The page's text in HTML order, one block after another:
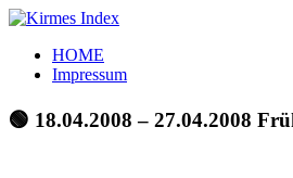
Zum
springen
Kirmes
Index
Tourpläne
der
letzten
HOME
Impressum
🟢 18.04.2008 – 27.04.2008